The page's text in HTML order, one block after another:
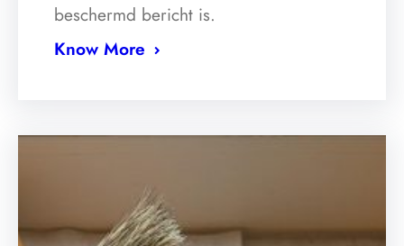
beschermd bericht is.
Know More